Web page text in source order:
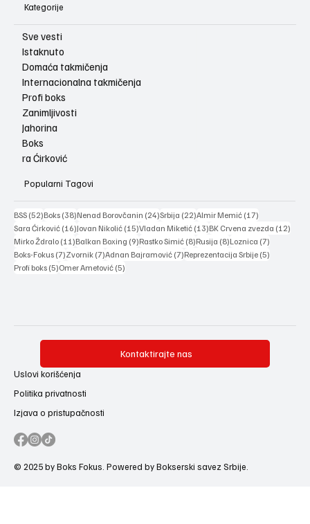
Kategorije
Sve vesti
Istaknuto
Domaća takmičenja
Internacionalna takmičenja
Profi boks
Zanimljivosti
Jahorina
Boks
ra Ćirković
Popularni Tagovi
BSS (52)52 posts
Boks (38)38 posts
Nenad Borovčanin (24)24 posts
Srbija (22)22 posts
Almir Memić (17)
Sara Ćirković (16)16 posts
Jovan Nikolić (15)15 posts
Vladan Miketić (13)13 posts
BK Crvena zvezda (12)
Mirko Ždralo (11)11 posts
Balkan Boxing (9)9 posts
Rastko Simić (8)8 posts
Rusija (8)8 posts
Loznica (7)
Boks-Fokus (7)7 posts
Zvornik (7)7 posts
Adnan Bajramović (7)7 posts
Reprezentacija Srbije (5)
Profi boks (5)5 posts
Omer Ametović (5)
Kontaktirajte nas
Uslovi korišćenja
Politika privatnosti
Izjava o pristupačnosti
© 2025 by Boks Fokus. Powered by Bokserski savez Srbije.